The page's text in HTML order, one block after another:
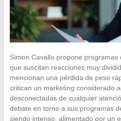
Simon Cavallo propone
que suscitan reacciones muy
mencionan una pérdida de peso
critican un marketing considerado
desconectadas de cualquier
debate en torno a sus programas
siendo intenso, alimentado por un